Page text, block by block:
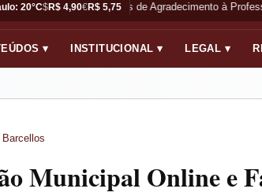
20°C$R$ 4,90€R$ 5,75
Frases de Agradecimento à
▾ INSTITUCIONAL ▾ LEGAL ▾
Municipal Online e